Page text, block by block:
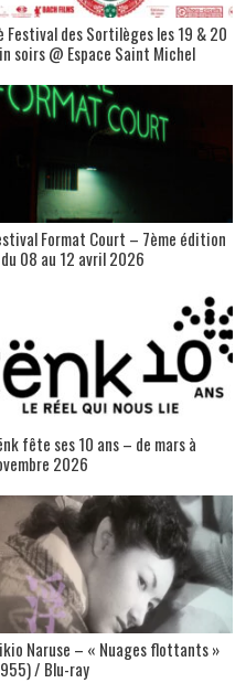
Festival des Sortilèges les 19 & 20
soirs @ Espace Saint Michel
Format Court – 7ème édition
08 au 12 avril 2026
fête ses 10 ans – de mars à
2026
Naruse – « Nuages flottants »
/ Blu-ray